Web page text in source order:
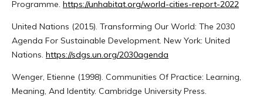
Programme. https://unhabitat.org/world-cities-report-2022
United Nations (2015). Transforming Our World: The 2030
Agenda For Sustainable Development. New York: United
Nations. https://sdgs.un.org/2030agenda
Wenger, Etienne (1998). Communities Of Practice: Learning,
Meaning, And Identity. Cambridge University Press.